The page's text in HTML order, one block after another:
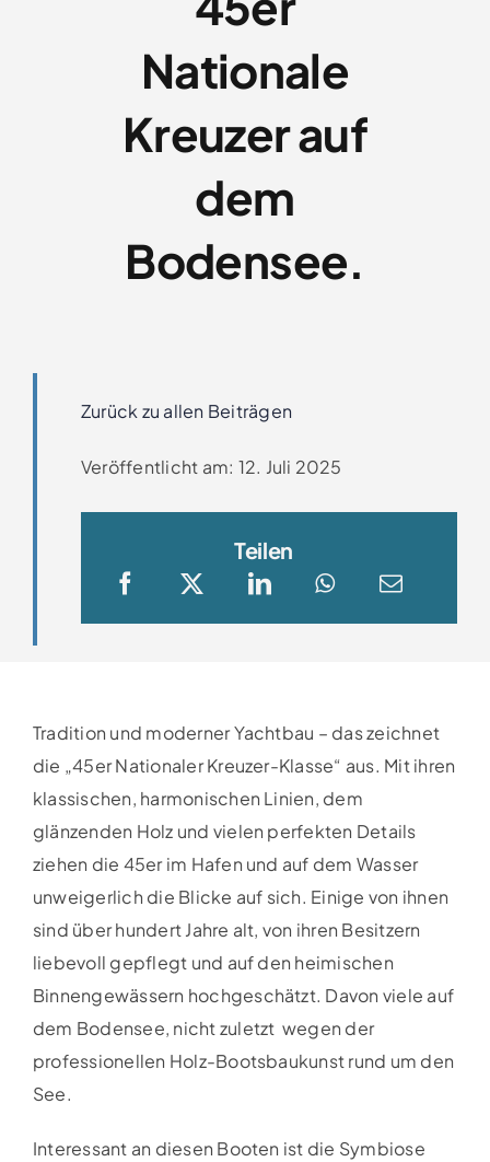
Sponsoren
Nationale
Kreuzer auf
dem
Bodensee.
Zurück zu allen Beiträgen
Veröffentlicht am: 12. Juli 2025
Teilen
Tradition und moderner Yachtbau – das zeichnet
die „45er Nationaler Kreuzer-Klasse“ aus. Mit ihren
klassischen, harmonischen Linien, dem
glänzenden Holz und vielen perfekten Details
ziehen die 45er im Hafen und auf dem Wasser
unweigerlich die Blicke auf sich. Einige von ihnen
sind über hundert Jahre alt, von ihren Besitzern
liebevoll gepflegt und auf den heimischen
Binnengewässern hochgeschätzt. Davon viele auf
dem Bodensee, nicht zuletzt wegen der
professionellen Holz-Bootsbaukunst rund um den
See.
Interessant an diesen Booten ist die Symbiose